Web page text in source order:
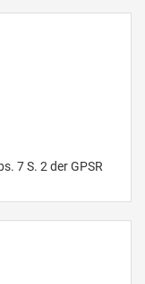
7 S. 2 der GPSR